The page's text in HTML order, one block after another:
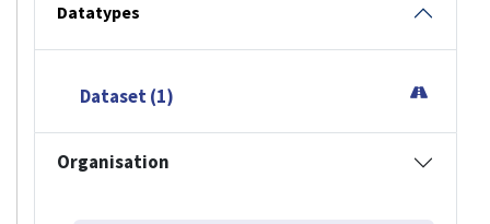
Datatypes
Dataset (1)
Organisation